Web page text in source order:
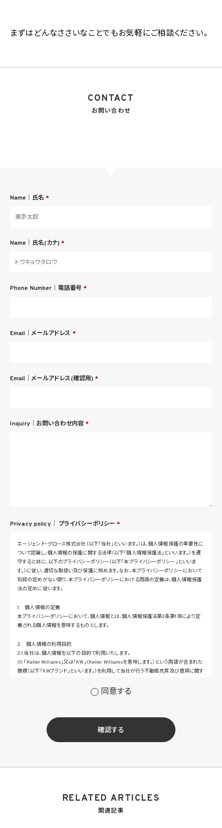
まずはどんなささいなことでもお気軽にご相談ください。
CONTACT
お問い合わせ
Name｜氏名 *
Name｜氏名(カナ) *
Phone Number｜電話番号 *
Email｜メールアドレス *
Email｜メールアドレス(確認用) *
Inquiry｜お問い合わせ内容 *
Privacy policy｜ プライバシーポリシー *
エージェント・グロース株式会社（以下「当社」といいます。）は、個人情報保護の重要性に
ついて認識し、個人情報の保護に関する法律（以下「個人情報保護法」といいます。）を遵
守すると共に、以下のプライバシーポリシー（以下「本プライバシーポリシー」といいま
す。）に従い、適切な取扱い及び保護に努めます。なお、本プライバシーポリシーにおいて
別段の定めがない限り、本プライバシーポリシーにおける用語の定義は、個人情報保護
法の定めに従います。
1. 個人情報の定義
本プライバシーポリシーにおいて、個人情報とは、個人情報保護法第2条第1項により定
義される個人情報を意味するものとします。
2. 個人情報の利用目的
2.1 当社は、個人情報を以下の目的で利用いたします。
(1) 「Keller Williams」又は「KW」（Keller Williamsを意味します。）という用語が含まれた
商標（以下「KWブランド」といいます。）を利用して当社が行う不動産売買及び賃貸に関す
(2) 当社サービス及び当社がKWブランドのライセンスを行う対象となる事業者（サブラ
せ等への対応のため
(3) 当社の商品、サービス等のご案内のため
(4) 当社サービスに関する当社の規約、ポリシー等（以下「規約等」といいます。）に違反す
る行為に対する対応のため
の開発等に役立てるため
も外国に所在する場合を含みます。）に対し個人情報（(i)当社サービスにおける顧客に関
ため。なお、KWエージェントとは、KW加盟店の業務に従事する個人を意味します。また、
同意する
確認する
RELATED ARTICLES
関連記事